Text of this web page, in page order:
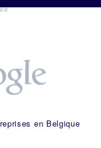
en Belgique